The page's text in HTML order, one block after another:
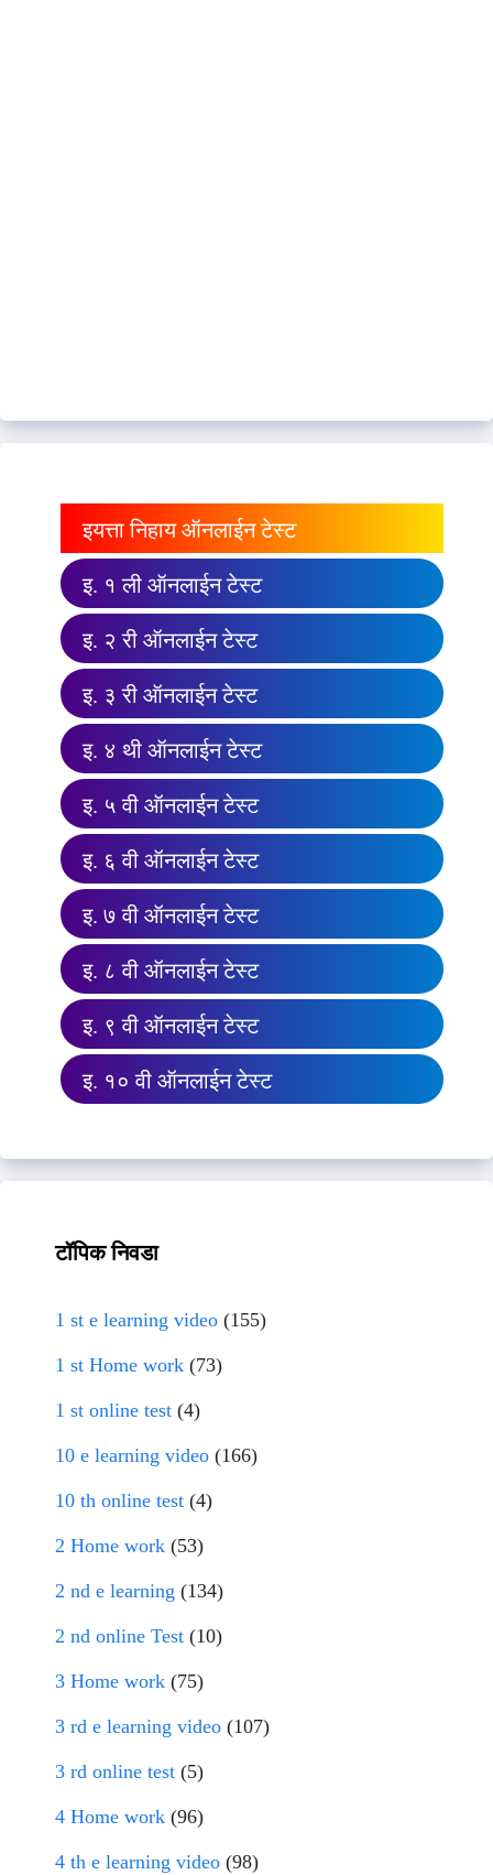
इयत्ता निहाय ऑनलाईन टेस्ट
इ. १ ली ऑनलाईन टेस्ट
इ. २ री ऑनलाईन टेस्ट
इ. ३ री ऑनलाईन टेस्ट
इ. ४ थी ऑनलाईन टेस्ट
इ. ५ वी ऑनलाईन टेस्ट
इ. ६ वी ऑनलाईन टेस्ट
इ. ७ वी ऑनलाईन टेस्ट
इ. ८ वी ऑनलाईन टेस्ट
इ. ९ वी ऑनलाईन टेस्ट
इ. १० वी ऑनलाईन टेस्ट
टॉपिक निवडा
1 st e learning video (155)
1 st Home work (73)
1 st online test (4)
10 e learning video (166)
10 th online test (4)
2 Home work (53)
2 nd e learning (134)
2 nd online Test (10)
3 Home work (75)
3 rd e learning video (107)
3 rd online test (5)
4 Home work (96)
4 th e learning video (98)